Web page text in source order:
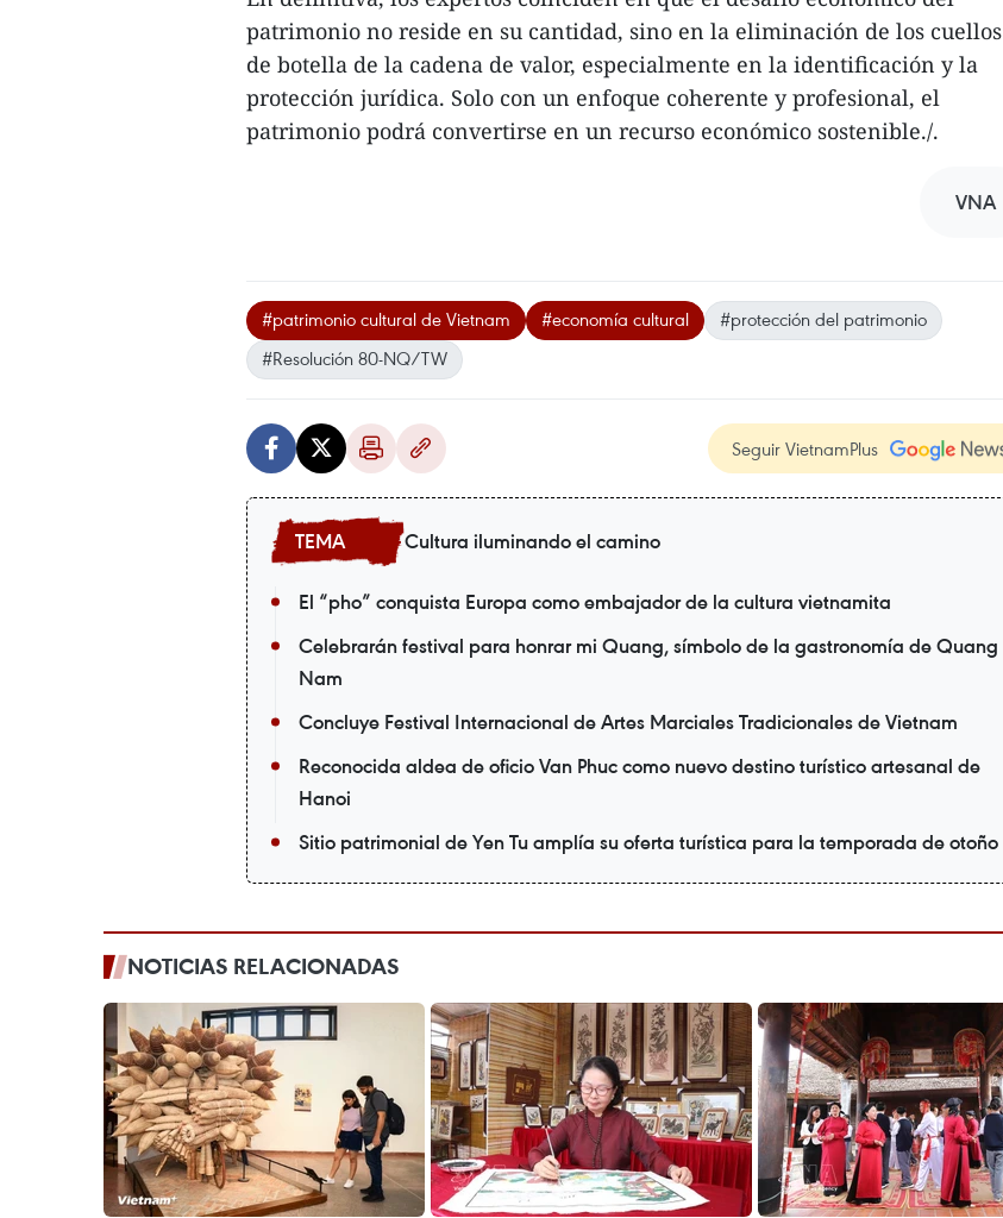
patrimonio no reside en su cantidad, sino en la eliminación de los cuellos
de botella de la cadena de valor, especialmente en la identificación y la
protección jurídica. Solo con un enfoque coherente y profesional, el
patrimonio podrá convertirse en un recurso económico sostenible./.
VNA
#patrimonio cultural de Vietnam #economía cultural
#protección del patrimonio
#Resolución 80-NQ/TW
Seguir VietnamPlus
Cultura iluminando el camino
El “pho” conquista Europa como embajador de la cultura vietnamita
Celebrarán festival para honrar mi Quang, símbolo de la gastronomía de Quang
Nam
Concluye Festival Internacional de Artes Marciales Tradicionales de Vietnam
Reconocida aldea de oficio Van Phuc como nuevo destino turístico artesanal de
Hanoi
Sitio patrimonial de Yen Tu amplía su oferta turística para la temporada de otoño
NOTICIAS RELACIONADAS